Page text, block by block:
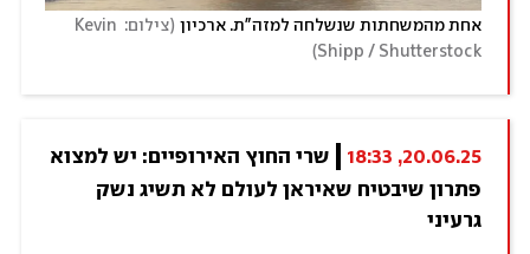
אחת מהמשחתות שנשלחה למזה"ת. ארכיון (
צילום: Kevin
Shipp / Shutterstock
)
20.06.25, 18:33
גרעיני